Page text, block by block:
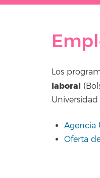
Los
laboral
Agencia
Oferta